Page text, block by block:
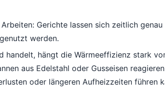
Gerichte lassen sich zeitlich
werden.
handelt, hängt die Wärmeeffizienz stark
aus Edelstahl oder Gusseisen reagieren
oder längeren Aufheizzeiten führen